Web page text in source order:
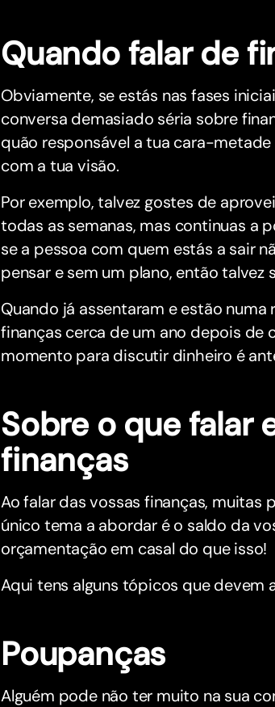
Quando falar de
Obviamente, se estás nas fases
conversa demasiado séria sobre
quão responsável a tua cara-
com a tua visão.
Por exemplo, talvez gostes de
todas as semanas, mas continuas a
se a pessoa com quem estás a sair
pensar e sem um plano, então talvez
Quando já assentaram e estão numa
finanças cerca de um ano depois de
momento para discutir dinheiro é
Sobre o que falar
finanças
Ao falar das vossas finanças, muitas
único tema a abordar é o saldo da
orçamentação em casal do que isso!
Aqui tens alguns tópicos que devem
Poupanças
Alguém pode não ter muito na sua